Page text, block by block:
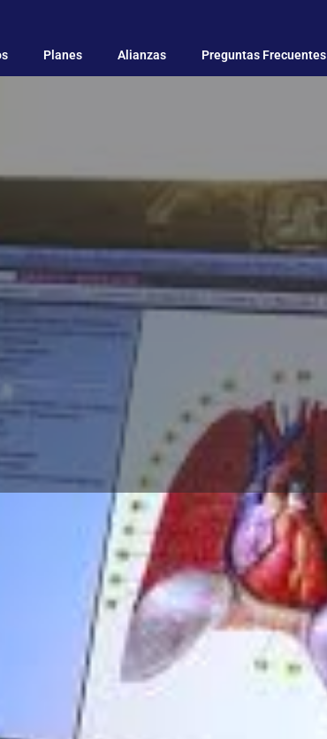
Planes Alianzas Preguntas Frecuentes
Magnética